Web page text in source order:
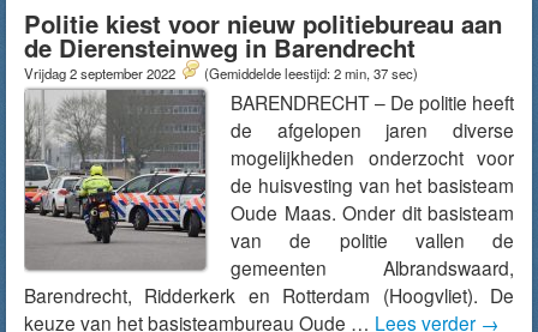
Politie kiest voor nieuw politiebureau aan
de Dierensteinweg in Barendrecht
Vrijdag 2 september 2022 (Gemiddelde leestijd: 2 min, 37 sec)
BARENDRECHT – De politie heeft
de afgelopen jaren diverse
mogelijkheden onderzocht voor
de huisvesting van het basisteam
Oude Maas. Onder dit basisteam
van de politie vallen de
gemeenten Albrandswaard,
Barendrecht, Ridderkerk en Rotterdam (Hoogvliet). De
keuze van het basisteambureau Oude … Lees verder →